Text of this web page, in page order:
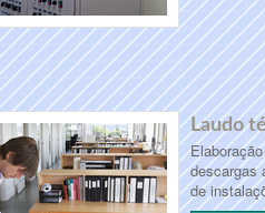
Laudo
descargas
de